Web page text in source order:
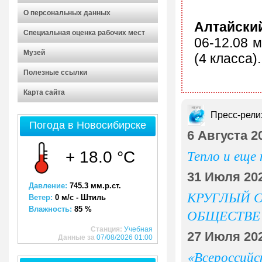
О персональных данных
Специальная оценка рабочих мест
Музей
Полезные ссылки
Карта сайта
Погода в Новосибирске
+ 18.0 °C
Давление: 745.3 мм.р.ст.
Ветер: 0 м/с - Штиль
Влажность: 85 %
Станция: Учебная
Данные за 07/08/2026 01:00
06-12.08
(4 класса).
Пресс-
6 Августа
Тепло и
31 Июля
КРУГЛЫЙ
ОБЩЕСТВЕ
27 Июля